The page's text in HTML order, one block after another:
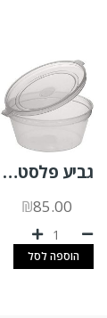
גביע פלסטיק לרוטב 50CC +מכסה צמוד 1000 יח'
₪85.00
הוספה לסל